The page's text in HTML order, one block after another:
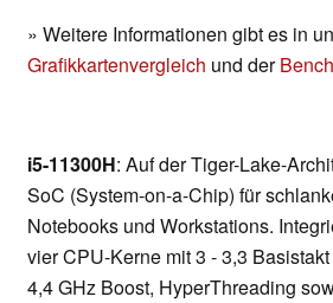
» Weitere Informationen gibt es in
Grafikkartenvergleich und der
i5-11300H: Auf der Tiger-Lake-
SoC (System-on-a-Chip) für
Notebooks und Workstations.
vier CPU-Kerne mit 3 - 3,3
4,4 GHz Boost, HyperThreading